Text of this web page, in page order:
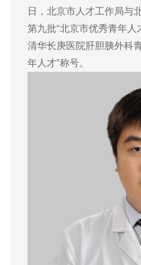
日，北京市人才工作局与
第九批“北京市优秀青年
清华长庚医院肝胆胰外科
年人才”称号。